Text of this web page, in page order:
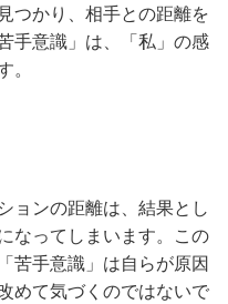
つかり、相手との距離を
手意識」は、「私」の感
。
ョンの距離は、結果とし
なってしまいます。この
苦手意識」は自らが原因
めて気づくのではないで